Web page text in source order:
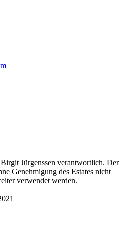
Jürgenssen verantwortlich. Der
Genehmigung des Estates nicht
verwendet werden.